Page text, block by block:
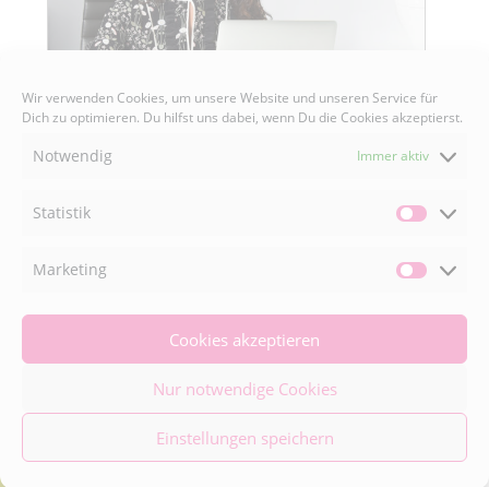
Wir verwenden Cookies, um unsere Website und unseren Service für
Dich zu optimieren. Du hilfst uns dabei, wenn Du die Cookies akzeptierst.
Notwendig Immer aktiv
Statistik
Marketing
Cookies akzeptieren
Nur notwendige Cookies
Einstellungen speichern
FACEBOOK
 INSTAGRAM